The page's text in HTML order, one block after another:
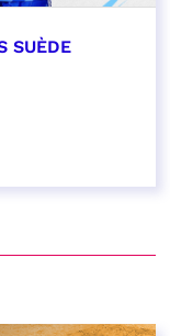
SUÈDE